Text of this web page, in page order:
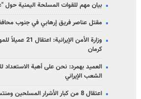
بيان مهم للقوات المسلحة اليمنية
مقتل عناصر فريق إرهابي في جنوب
كرمان
العميد بهمرد: نحن على أهبة الاستعداد
الشعب الإيراني
اعتقال 8 من كبار الأشرار المسلحين ومنتسبي الجماعات الإرهابية